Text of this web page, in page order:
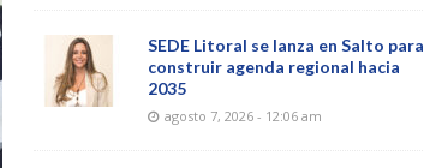
SEDE Litoral se lanza en Salto para
construir agenda regional hacia
2035
agosto 7, 2026 - 12:06 am